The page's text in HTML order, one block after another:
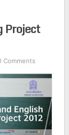
Project
Comments